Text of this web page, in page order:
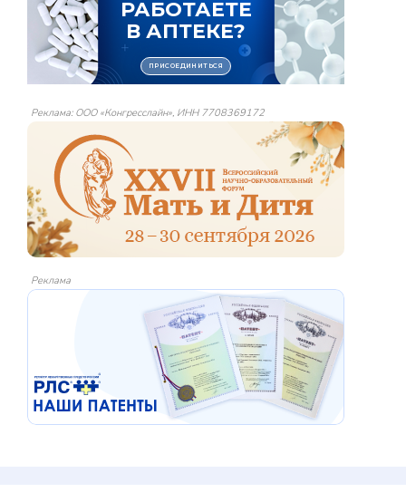
Реклама: ООО «Конгресслайн», ИНН 7708369172
Реклама